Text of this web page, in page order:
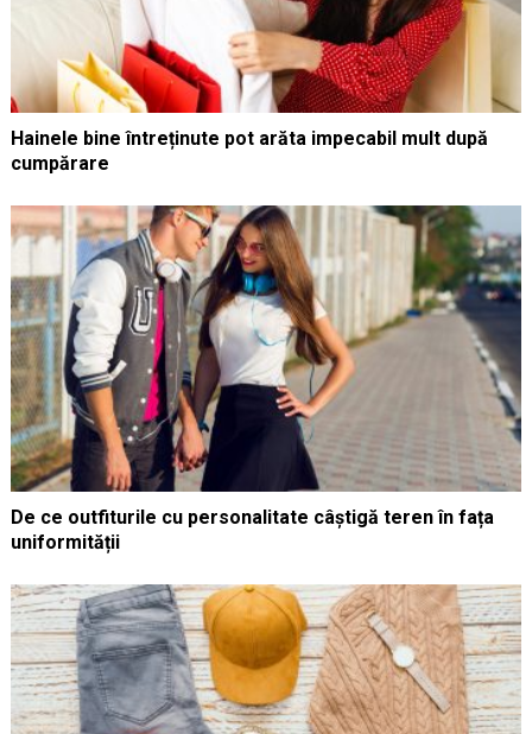
Hainele bine întreținute pot arăta impecabil mult după
cumpărare
De ce outfiturile cu personalitate câștigă teren în fața
uniformității